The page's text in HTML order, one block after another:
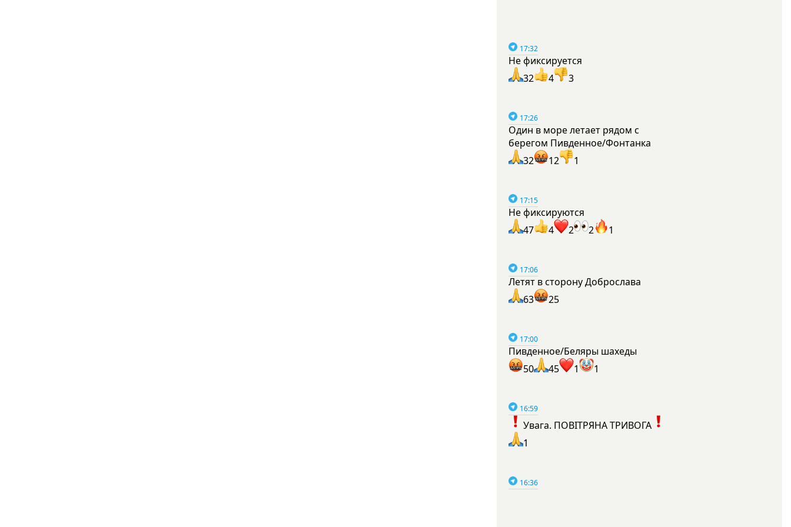
17:32
Не фиксируется
32
4 3
17:26
Один в море летает рядом с
берегом Пивденное/Фонтанка
32
12 1
17:15
Не фиксируются
47
4 2 2 1
17:06
Летят в сторону Доброслава
63
25
17:00
Пивденное/Беляры шахеды
50
45 1 1
16:59
Увага. ПОВІТРЯНА ТРИВОГА
1
16:36